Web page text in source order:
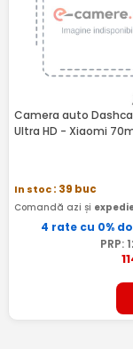
Camera auto
Ultra HD - Xiaomi
In stoc: 39 buc
Comandă azi și
4 rate cu 0%
PRP: